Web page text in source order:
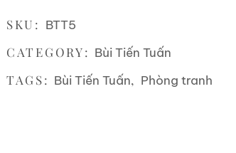
SKU: BTT5
CATEGORY: Bùi Tiến Tuấn
TAGS: Bùi Tiến Tuấn, Phòng tranh